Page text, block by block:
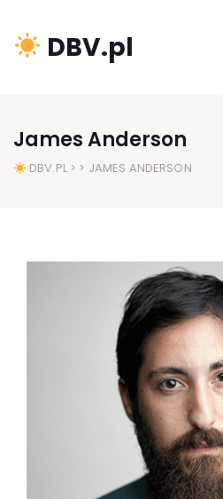
DBV.pl
James Anderson
DBV.PL> > JAMES ANDERSON